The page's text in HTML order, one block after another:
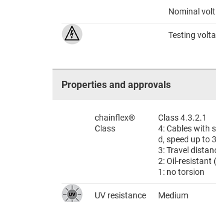
Nominal
Testing
Properties and approvals
chainflex®
Class
Class 4.3.2.1
4: Cables with
d, speed up to
3: Travel
2: Oil-resistant
1: no torsion
UV resistance Medium